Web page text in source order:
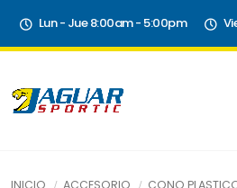
Lun - Jue 8:00am - 5:00pm
INICIO ACCESORIO CONO